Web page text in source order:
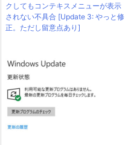
クしてもコンテキスメニューが表示
されない不具合 [Update 3: やっと修
正。ただし留意点あり]